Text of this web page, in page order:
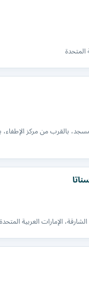
المتحدة
مويلح، مقابل المسجد، بالقرب من